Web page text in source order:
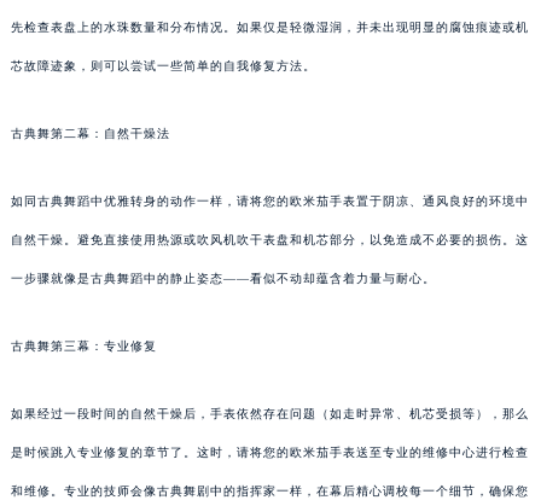
先检查表盘上的水珠数量和分布情况。如果仅是轻微湿润，并未出现明显的腐蚀痕迹或机
芯故障迹象，则可以尝试一些简单的自我修复方法。
古典舞第二幕：自然干燥法
如同古典舞蹈中优雅转身的动作一样，请将您的欧米茄手表置于阴凉、通风良好的环境中
自然干燥。避免直接使用热源或吹风机吹干表盘和机芯部分，以免造成不必要的损伤。这
一步骤就像是古典舞蹈中的静止姿态——看似不动却蕴含着力量与耐心。
古典舞第三幕：专业修复
如果经过一段时间的自然干燥后，手表依然存在问题（如走时异常、机芯受损等），那么
是时候跳入专业修复的章节了。这时，请将您的欧米茄手表送至专业的维修中心进行检查
和维修。专业的技师会像古典舞剧中的指挥家一样，在幕后精心调校每一个细节，确保您